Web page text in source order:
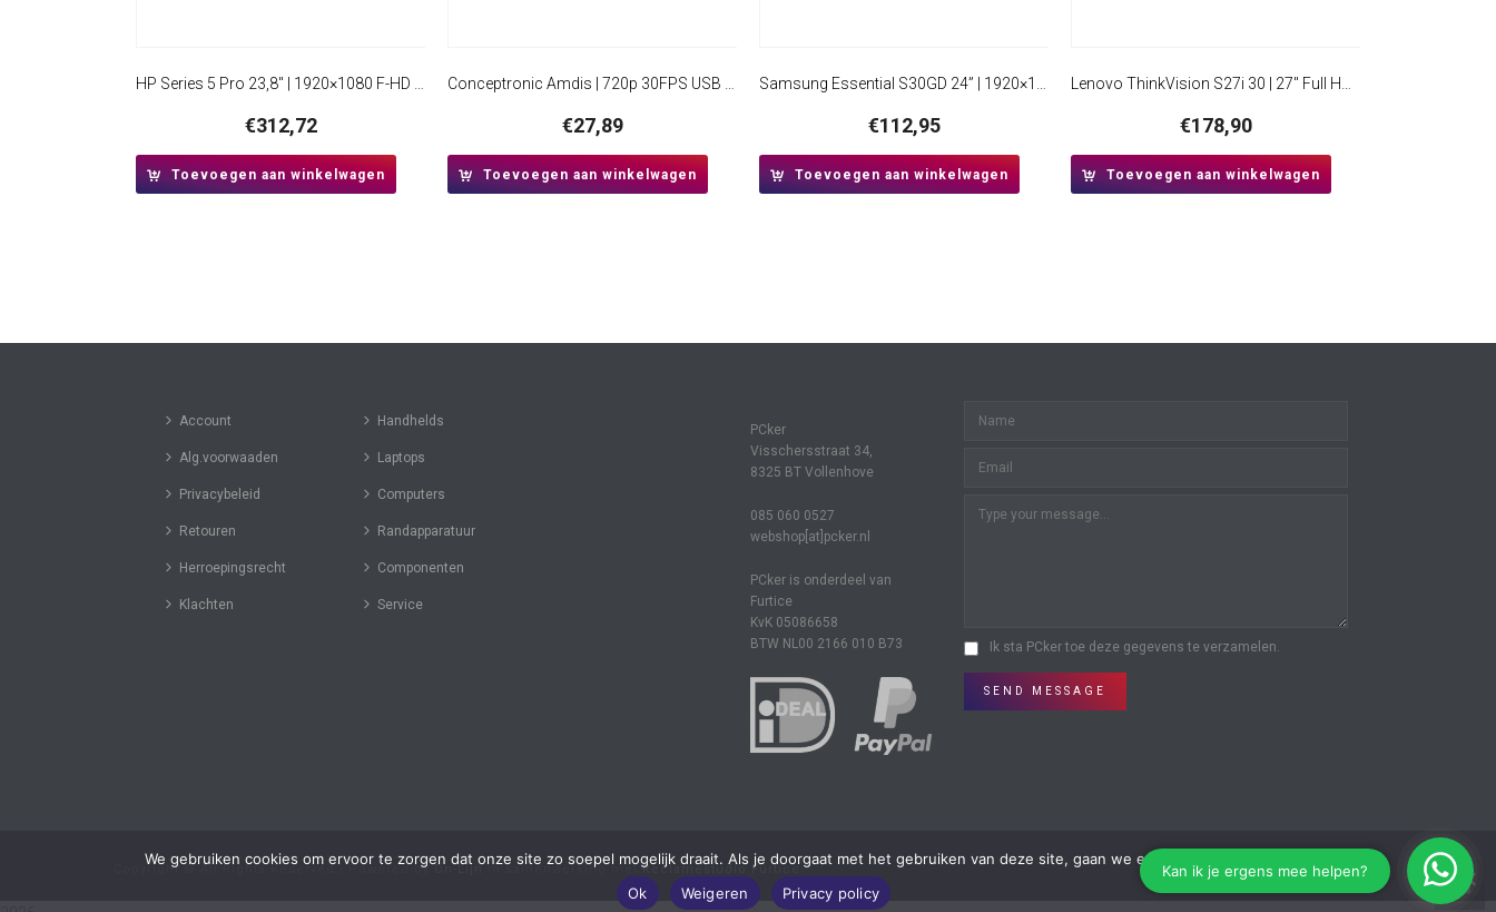
HP Series 5 Pro 23,8″ | 1920×1080 F-HD IPS | 100 Hz | USB-C 100W Power Delivery | HDMI & DisplayPort | Ergonomisch verstelbaar | Monitor
€312,72
Toevoegen aan winkelwagen
Conceptronic Amdis | 720p 30FPS USB Webcam met Microfoon
€27,89
Toevoegen aan winkelwagen
Samsung Essential S30GD 24” | 1920×1080 IPS | 100Hz | HDMI | Full HD Monitor
€112,95
Toevoegen aan winkelwagen
Lenovo ThinkVision S27i 30 | 27″ Full HD IPS Monitor | 100Hz | Grijs
€178,90
Toevoegen aan winkelwagen
Account
Alg.voorwaaden
Privacybeleid
Retouren
Herroepingsrecht
Klachten
Handhelds
Laptops
Computers
Randapparatuur
Componenten
Service
PCker
Visschersstraat 34,
8325 BT Vollenhove
085 060 0527
webshop[at]pcker.nl
PCker is onderdeel van
Furtice
KvK 05086658
BTW NL00 2166 010 B73
Ik sta PCker toe deze gegevens te verzamelen.
SEND MESSAGE
Copyright © All Rights Reserved | Powered byOn-Lijnin samenwerking metReclamestudio Furtice
We gebruiken cookies om ervoor te zorgen dat onze site zo soepel mogelijk draait. Als je doorgaat met het gebruiken van deze site, gaan we er vanuit dat je ermee instemt.
Ok
Weigeren
Privacy policy